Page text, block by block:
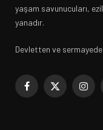
yaşam savunucuları,
yanadır.
Devletten ve
Facebook
X